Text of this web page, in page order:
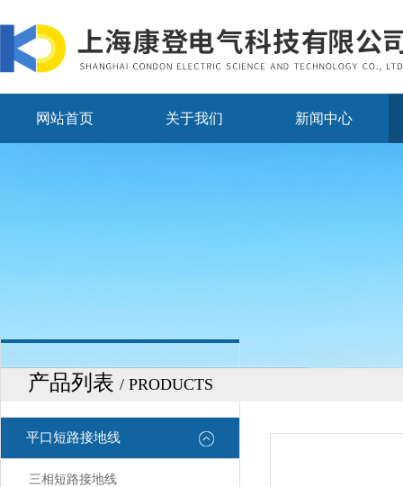
网站首页 关于我们 新闻中心
产品列表 / PRODUCTS
平口短路接地线
三相短路接地线